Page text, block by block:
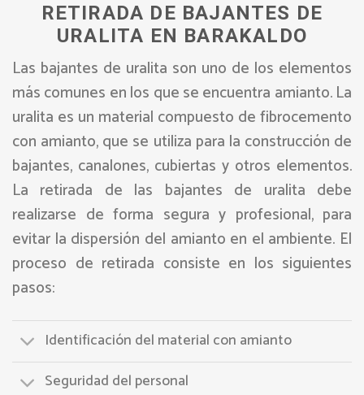
RETIRADA DE BAJANTES DE
URALITA EN BARAKALDO
Las bajantes de uralita son uno de los elementos
más comunes en los que se encuentra amianto. La
uralita es un material compuesto de fibrocemento
con amianto, que se utiliza para la construcción de
bajantes, canalones, cubiertas y otros elementos.
La retirada de las bajantes de uralita debe
realizarse de forma segura y profesional, para
evitar la dispersión del amianto en el ambiente. El
proceso de retirada consiste en los siguientes
pasos:
Identificación del material con amianto
Seguridad del personal